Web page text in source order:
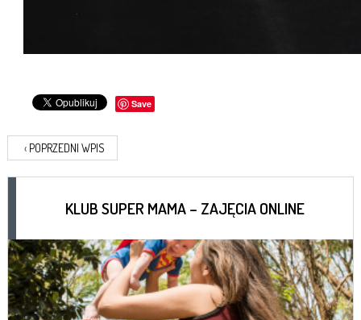
Save
‹ POPRZEDNI WPIS
KLUB SUPER MAMA – ZAJĘCIA ONLINE